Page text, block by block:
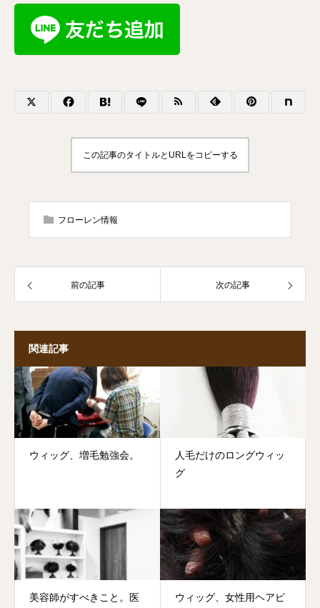
この記事のタイトルとURLをコピーする
フローレン情報
前の記事 次の記事
関連記事
ウィッグ、増毛勉強会。
人毛だけのロングウィッ
グ
美容師がすべきこと。医
ウィッグ、女性用ヘアピ